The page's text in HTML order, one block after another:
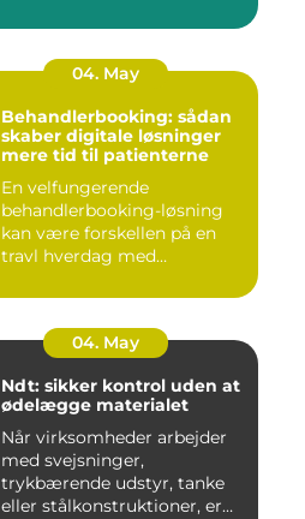
04. May
Behandlerbooking: sådan
skaber digitale løsninger
mere tid til patienterne
En velfungerende
behandlerbooking-løsning
kan være forskellen på en
travl hverdag med
04. May
Ndt: sikker kontrol uden at
ødelægge materialet
Når virksomheder arbejder
med svejsninger,
trykbærende udstyr, tanke
eller stålkonstruktioner, er